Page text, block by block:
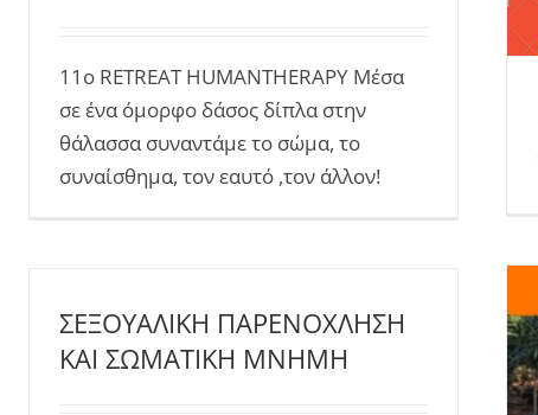
11o RETREAT HUMANTHERAPY Μέσα
σε ένα όμορφο δάσος δίπλα στην
θάλασσα συναντάμε το σώμα, το
συναίσθημα, τον εαυτό ,τον άλλον!
ΣΕΞΟΥΑΛΙΚΗ ΠΑΡΕΝΟΧΛΗΣΗ
ΚΑΙ ΣΩΜΑΤΙΚΗ ΜΝΗΜΗ